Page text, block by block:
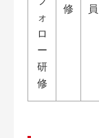
ォ
ロ
ー
研
修
修 員